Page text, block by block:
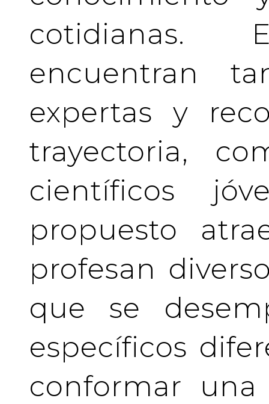
encuentran
expertas y
trayectoria,
científicos
propuesto
profesan
que se
específicos
conformar